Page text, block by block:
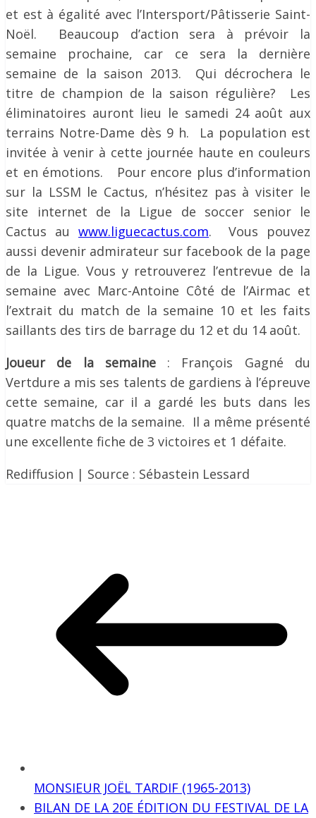
et est à égalité avec l’Intersport/Pâtisserie Saint-
Noël. Beaucoup d’action sera à prévoir la
semaine prochaine, car ce sera la dernière
semaine de la saison 2013. Qui décrochera le
titre de champion de la saison régulière? Les
éliminatoires auront lieu le samedi 24 août aux
terrains Notre-Dame dès 9 h. La population est
invitée à venir à cette journée haute en couleurs
et en émotions. Pour encore plus d’information
sur la LSSM le Cactus, n’hésitez pas à visiter le
site internet de la Ligue de soccer senior le
Cactus au www.liguecactus.com. Vous pouvez
aussi devenir admirateur sur facebook de la page
de la Ligue. Vous y retrouverez l’entrevue de la
semaine avec Marc-Antoine Côté de l’Airmac et
l’extrait du match de la semaine 10 et les faits
saillants des tirs de barrage du 12 et du 14 août.
Joueur de la semaine: François Gagné du
Vertdure a mis ses talents de gardiens à l’épreuve
cette semaine, car il a gardé les buts dans les
quatre matchs de la semaine. Il a même présenté
une excellente fiche de 3 victoires et 1 défaite.
Rediffusion | Source : Sébastein Lessard
MONSIEUR JOËL TARDIF (1965-2013)
BILAN DE LA 20E ÉDITION DU FESTIVAL DE LA